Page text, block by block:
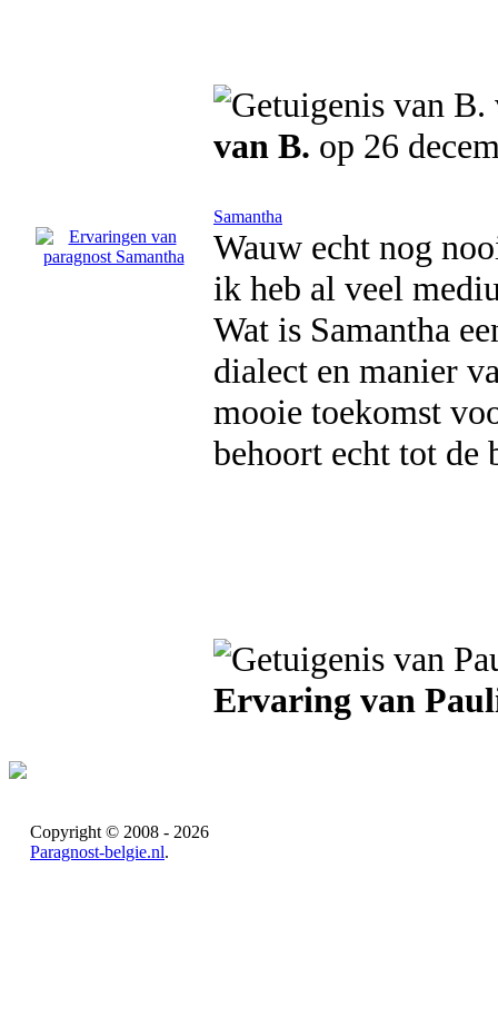
van B. op 26
Samantha
Wauw echt nog
ik heb al veel
Wat is Samantha
dialect en manier
mooie toekomst
behoort echt tot de
Ervaring van
Copyright © 2008 - 2026
Paragnost-belgie.nl.